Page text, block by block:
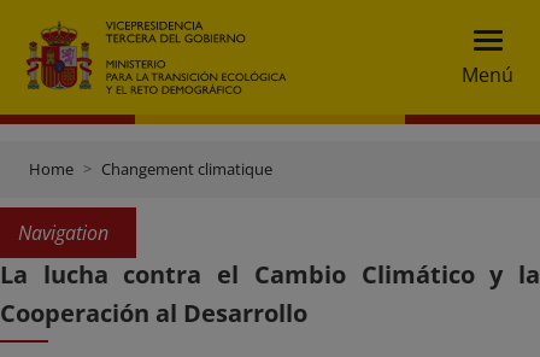
Menú
Home Changement climatique
Navigation
La lucha contra el Cambio Climático y la
Cooperación al Desarrollo